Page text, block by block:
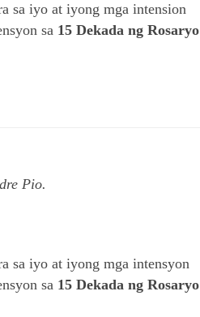
sa iyo at iyong mga intension
sa 15 Dekada ng Rosaryo
Pio.
sa iyo at iyong mga intensyon
sa 15 Dekada ng Rosaryo